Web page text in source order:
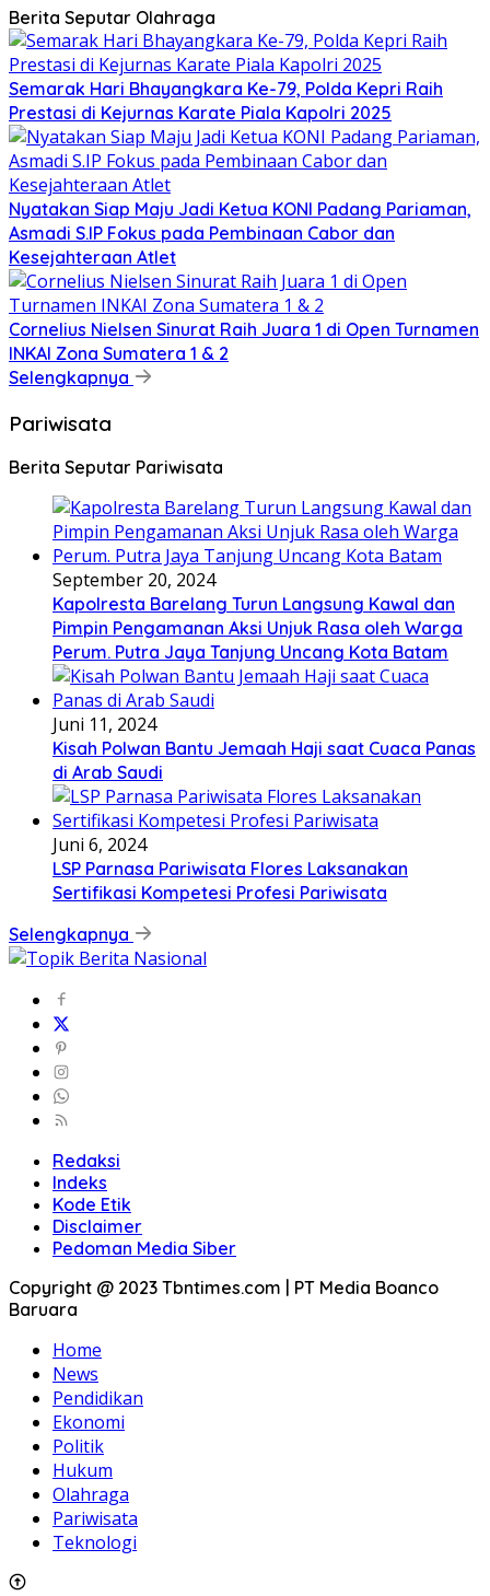
Berita Seputar Olahraga
Semarak Hari Bhayangkara Ke-79, Polda Kepri Raih
Prestasi di Kejurnas Karate Piala Kapolri 2025
Nyatakan Siap Maju Jadi Ketua KONI Padang Pariaman,
Asmadi S.IP Fokus pada Pembinaan Cabor dan
Kesejahteraan Atlet
Cornelius Nielsen Sinurat Raih Juara 1 di Open Turnamen
INKAI Zona Sumatera 1 & 2
Selengkapnya
Pariwisata
Berita Seputar Pariwisata
September 20, 2024
Kapolresta Barelang Turun Langsung Kawal dan
Pimpin Pengamanan Aksi Unjuk Rasa oleh Warga
Perum. Putra Jaya Tanjung Uncang Kota Batam
Juni 11, 2024
Kisah Polwan Bantu Jemaah Haji saat Cuaca Panas
di Arab Saudi
Juni 6, 2024
LSP Parnasa Pariwisata Flores Laksanakan
Sertifikasi Kompetesi Profesi Pariwisata
Selengkapnya
Redaksi
Indeks
Kode Etik
Disclaimer
Pedoman Media Siber
Copyright @ 2023 Tbntimes.com | PT Media Boanco
Baruara
Home
News
Pendidikan
Ekonomi
Politik
Hukum
Olahraga
Pariwisata
Teknologi